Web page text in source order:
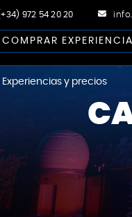
972 54 20 20
COMPRAR EXPERIENCIA
Dark-
Experiencias y precios